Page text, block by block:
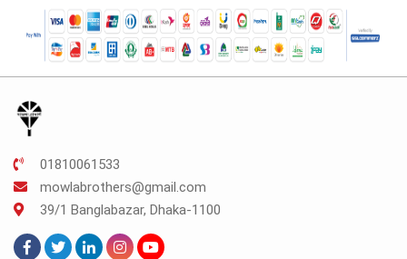
01810061533
mowlabrothers@gmail.com
39/1 Banglabazar, Dhaka-1100